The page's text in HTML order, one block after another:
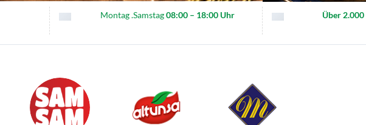
Montag .Samstag08:00 – 18:00 Uhr Über 2.000